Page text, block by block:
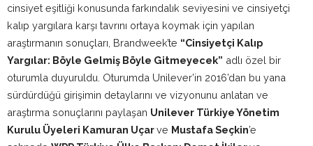
cinsiyet eşitliği konusunda farkındalık seviyesini ve cinsiyetçi
kalıp yargılara karşı tavrını ortaya koymak için yapılan
araştırmanın sonuçları, Brandweek’te “Cinsiyetçi Kalıp
Yargılar: Böyle Gelmiş Böyle Gitmeyecek” adlı özel bir
oturumla duyuruldu. Oturumda Unilever’in 2016’dan bu yana
sürdürdüğü girişimin detaylarını ve vizyonunu anlatan ve
araştırma sonuçlarını paylaşan Unilever Türkiye Yönetim
Kurulu Üyeleri Kamuran Uçarve Mustafa Seçkin’e